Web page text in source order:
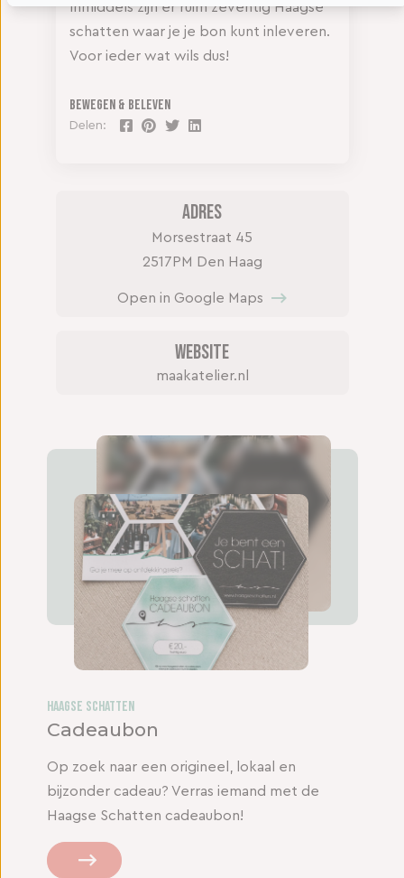
Bewegen & Beleven
Delen:
Inmiddels zijn er ruim zeventig Haagse
schatten waar je je bon kunt inleveren.
Voor ieder wat wils dus!
Adres
Morsestraat 45
2517PM Den Haag
Open in Google Maps
Website
maakatelier.nl
Haagse Schatten
Cadeaubon
Op zoek naar een origineel, lokaal en
bijzonder cadeau? Verras iemand met de
Haagse Schatten cadeaubon!